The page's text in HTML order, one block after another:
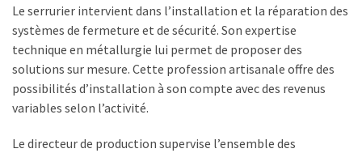
Le serrurier intervient dans l’installation et la réparation des
systèmes de fermeture et de sécurité. Son expertise
technique en métallurgie lui permet de proposer des
solutions sur mesure. Cette profession artisanale offre des
possibilités d’installation à son compte avec des revenus
variables selon l’activité.
Le directeur de production supervise l’ensemble des